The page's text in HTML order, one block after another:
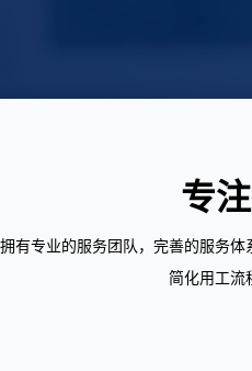
专
有专业的服务团队，完善的服务体
简化用工流